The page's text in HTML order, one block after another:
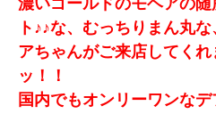
濃いゴールドのモヘアの
ト♪♪な、むっちりまん丸
アちゃんがご来店してく
ッ！！
国内でもオンリーワンな